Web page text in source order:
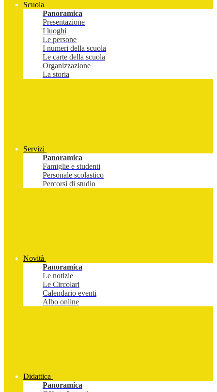
Scuola
Panoramica
Presentazione
I luoghi
Le persone
I numeri della scuola
Le carte della scuola
Organizzazione
La storia
Servizi
Panoramica
Famiglie e studenti
Personale scolastico
Percorsi di studio
Novità
Panoramica
Le notizie
Le Circolari
Calendario eventi
Albo online
Didattica
Panoramica